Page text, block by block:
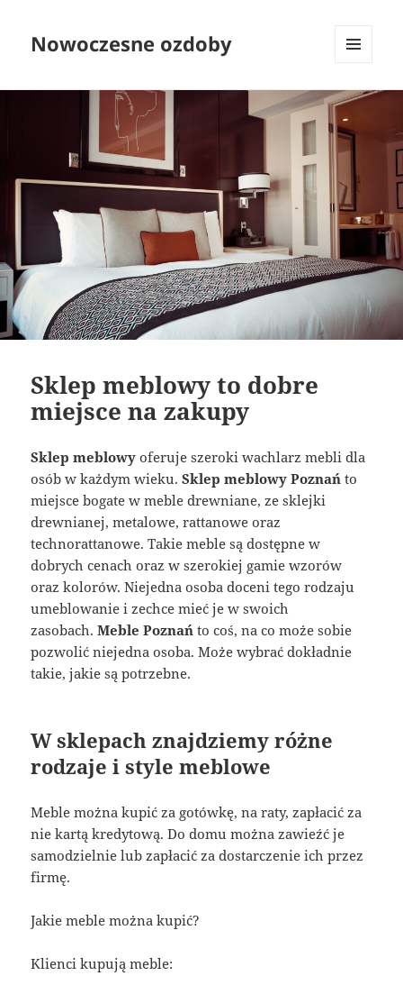
Nowoczesne ozdoby
WIDGETY
Sklep meblowy to dobre
miejsce na zakupy
Sklep meblowyoferuje szeroki wachlarz mebli dla
osób w każdym wieku.Sklep meblowy Poznańto
miejsce bogate w meble drewniane, ze sklejki
drewnianej, metalowe, rattanowe oraz
technorattanowe. Takie meble są dostępne w
dobrych cenach oraz w szerokiej gamie wzorów
oraz kolorów. Niejedna osoba doceni tego rodzaju
umeblowanie i zechce mieć je w swoich
zasobach.Meble Poznańto coś, na co może sobie
pozwolić niejedna osoba. Może wybrać dokładnie
takie, jakie są potrzebne.
W sklepach znajdziemy różne
rodzaje i style meblowe
Meble można kupić za gotówkę, na raty, zapłacić za
nie kartą kredytową. Do domu można zawieźć je
samodzielnie lub zapłacić za dostarczenie ich przez
firmę.
Jakie meble można kupić?
Klienci kupują meble: